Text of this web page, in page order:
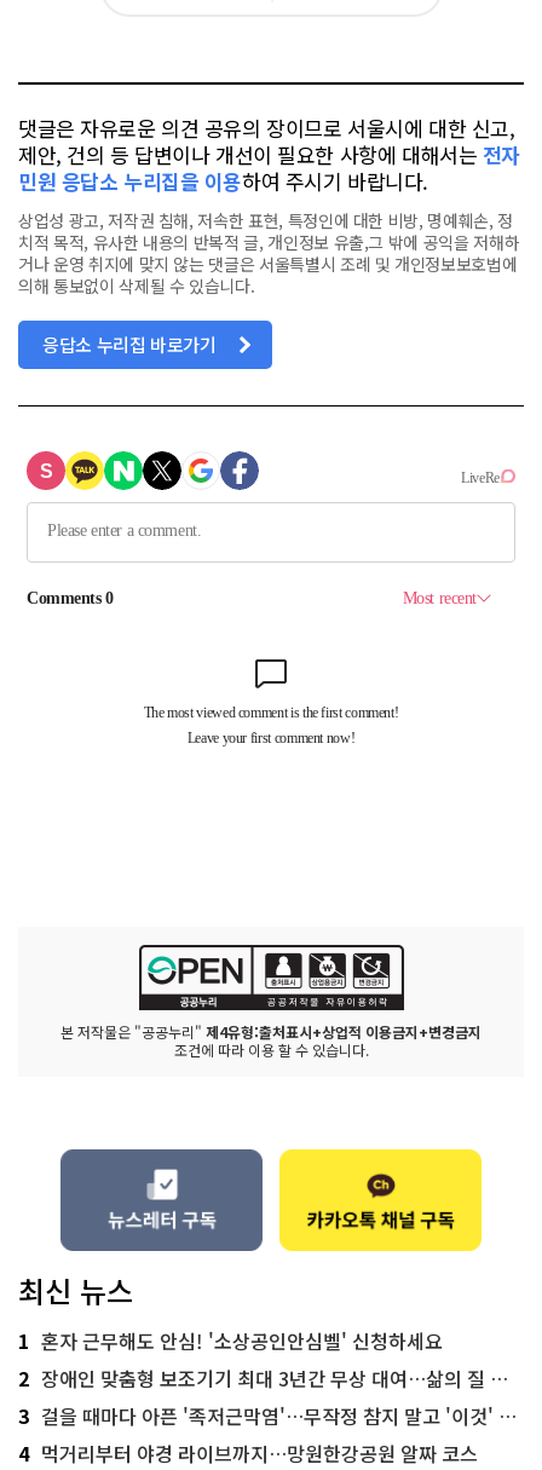
댓글은 자유로운 의견 공유의 장이므로 서울시에 대한 신고,
제안, 건의 등 답변이나 개선이 필요한 사항에 대해서는 전자
민원 응답소 누리집을 이용하여 주시기 바랍니다.
상업성 광고, 저작권 침해, 저속한 표현, 특정인에 대한 비방, 명예훼손, 정
치적 목적, 유사한 내용의 반복적 글, 개인정보 유출,그 밖에 공익을 저해하
거나 운영 취지에 맞지 않는 댓글은 서울특별시 조례 및 개인정보보호법에
의해 통보없이 삭제될 수 있습니다.
응답소 누리집 바로가기
본 저작물은 "공공누리" 제4유형:출처표시+상업적 이용금지+변경금지
조건에 따라 이용 할 수 있습니다.
최신 뉴스
1 혼자 근무해도 안심! '소상공인안심벨' 신청하세요
2 장애인 맞춤형 보조기기 최대 3년간 무상 대여…삶의 질 높인다
3 걸을 때마다 아픈 '족저근막염'…무작정 참지 말고 '이것' 해보세요!
4 먹거리부터 야경 라이브까지…망원한강공원 알짜 코스